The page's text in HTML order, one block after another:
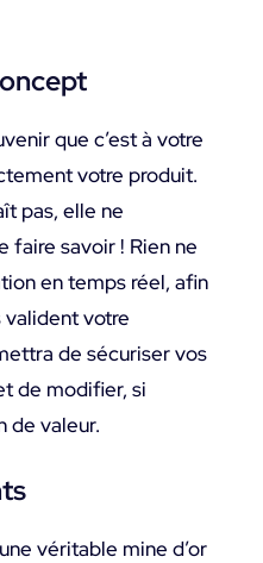
que c’est à votre
votre produit.
pas, elle ne
faire savoir ! Rien ne
en temps réel, afin
votre
de sécuriser vos
de modifier, si
de valeur.
véritable mine d’or